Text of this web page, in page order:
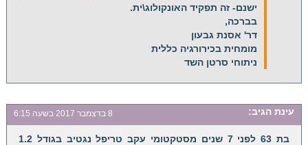
ישנם- זה תפקיד האונקולוג\ית.
בברכה,
דר' אסנת גבעון
מומחית בכירורגיה כללית
ניתוחי סרטן השד
עינת הגיב: 8 בדצמבר 2017 בשעה 6:15
בת 63 לפני 7 שנים מסטקטומי עקב טריפל נגטיב בגודל 1.2